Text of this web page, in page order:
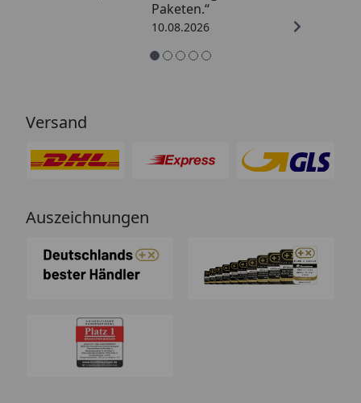
Paketen.“
10.08.2026
Versand
Auszeichnungen